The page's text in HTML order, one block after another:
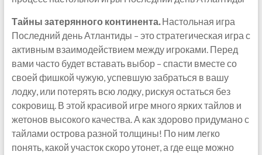
Тайны затерянного континента.Настольная игра
Последний день Атлантиды – это стратегическая игра с
активным взаимодействием между игроками. Перед
вами часто будет вставать выбор – спасти вместе со
своей фишкой чужую, успевшую забраться в вашу
лодку, или потерять всю лодку, рискуя остаться без
сокровищ. В этой красивой игре много ярких тайлов и
жетонов высокого качества. А как здорово придумано с
тайлами острова разной толщины! По ним легко
понять, какой участок скоро утонет, а где еще можно